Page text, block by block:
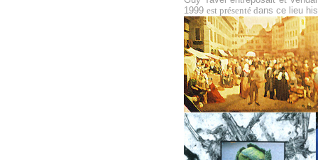
1999 est présenté dans ce lieu